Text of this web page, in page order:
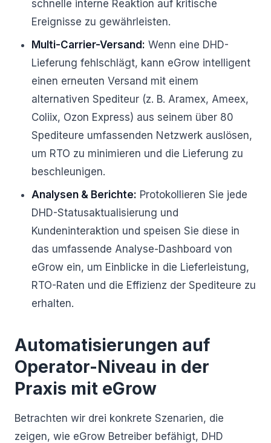
schnelle interne Reaktion auf kritische
Ereignisse zu gewährleisten.
Multi-Carrier-Versand: Wenn eine DHD-
Lieferung fehlschlägt, kann eGrow intelligent
einen erneuten Versand mit einem
alternativen Spediteur (z. B. Aramex, Ameex,
Coliix, Ozon Express) aus seinem über 80
Spediteure umfassenden Netzwerk auslösen,
um RTO zu minimieren und die Lieferung zu
beschleunigen.
Analysen & Berichte: Protokollieren Sie jede
DHD-Statusaktualisierung und
Kundeninteraktion und speisen Sie diese in
das umfassende Analyse-Dashboard von
eGrow ein, um Einblicke in die Lieferleistung,
RTO-Raten und die Effizienz der Spediteure zu
erhalten.
Automatisierungen auf
Operator-Niveau in der
Praxis mit eGrow
Betrachten wir drei konkrete Szenarien, die
zeigen, wie eGrow Betreiber befähigt, DHD